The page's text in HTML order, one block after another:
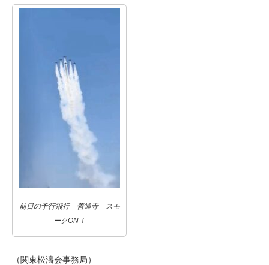
前日の予行飛行 善通寺 スモ
ークON！
（関東松濤会事務局）